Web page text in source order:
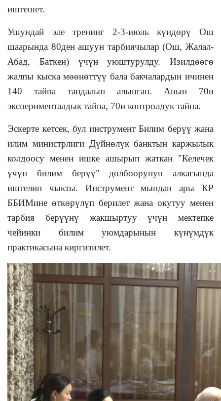
иштешет.
Ушундай эле тренинг 2-3-июль күндөрү Ош
шаарында 80ден ашуун тарбиячылар (Ош, Жалал-
Абад, Баткен) үчүн уюштурулду. Изилдөөгө
жалпы кыска мөөнөттүү бала бакчалардын ичинен
140 тайпа тандалып алынган. Анын 70и
эксперименталдык тайпа, 70и контролдук тайпа.
Эскерте кетсек, бул инструмент Билим берүү жана
илим министрлиги Дүйнөлүк банктын каржылык
колдоосу менен ишке ашырып жаткан "Келечек
үчүн билим берүү" долбоорунун алкагында
иштелип чыкты. Инструмент мындан ары КР
ББИМине өткөрүлүп берилет жана окутуу менен
тарбия берүүнү жакшыртуу үчүн мектепке
чейинки билим уюмдарынын күнүмдүк
практикасына киргизилет.